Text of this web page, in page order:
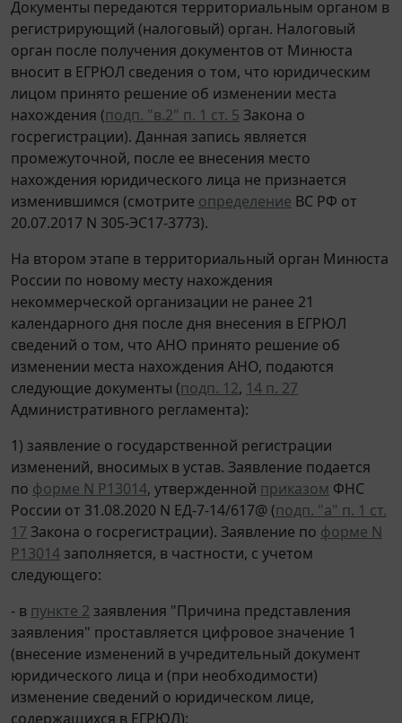
Документы передаются территориальным органом в
регистрирующий (налоговый) орган. Налоговый
орган после получения документов от Минюста
вносит в ЕГРЮЛ сведения о том, что юридическим
лицом принято решение об изменении места
нахождения (подп. "в.2" п. 1 ст. 5 Закона о
госрегистрации). Данная запись является
промежуточной, после ее внесения место
нахождения юридического лица не признается
изменившимся (смотрите определение ВС РФ от
20.07.2017 N 305-ЭС17-3773).
На втором этапе в территориальный орган Минюста
России по новому месту нахождения
некоммерческой организации не ранее 21
календарного дня после дня внесения в ЕГРЮЛ
сведений о том, что АНО принято решение об
изменении места нахождения АНО, подаются
следующие документы (подп. 12, 14 п. 27
Административного регламента):
1) заявление о государственной регистрации
изменений, вносимых в устав. Заявление подается
по форме N Р13014, утвержденной приказом ФНС
России от 31.08.2020 N ЕД-7-14/617@ (подп. "а" п. 1 ст.
17 Закона о госрегистрации). Заявление по форме N
Р13014 заполняется, в частности, с учетом
следующего:
- в пункте 2 заявления "Причина представления
заявления" проставляется цифровое значение 1
(внесение изменений в учредительный документ
юридического лица и (при необходимости)
изменение сведений о юридическом лице,
содержащихся в ЕГРЮЛ);